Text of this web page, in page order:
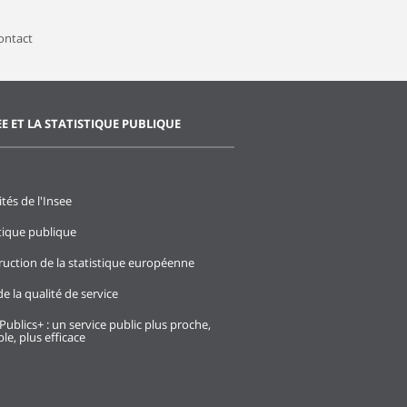
ET LA STATISTIQUE PUBLIQUE
de l'Insee
publique
de la statistique européenne
la qualité de service
: un service public plus proche,
plus efficace